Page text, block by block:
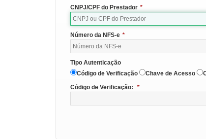
CNPJ/CPF do Prestador *
Número da NFS-e *
Tipo Autenticação
Código de Verificação
Chave de Acesso
Código de Verificação:
*